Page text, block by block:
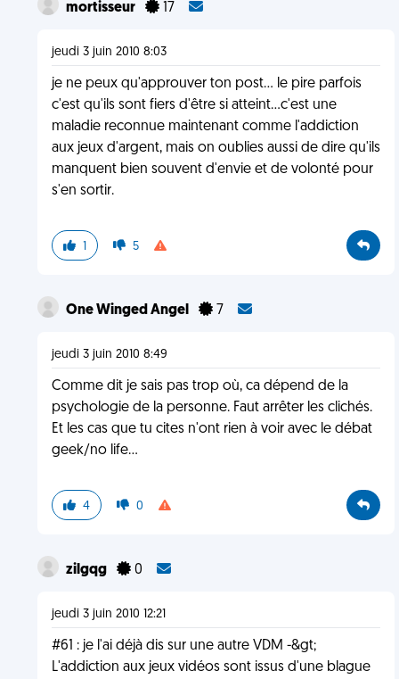
mortisseur 17
jeudi 3 juin 2010 8:03
je ne peux qu'approuver ton post... le pire parfois
c'est qu'ils sont fiers d'être si atteint...c'est une
maladie reconnue maintenant comme l'addiction
aux jeux d'argent, mais on oublies aussi de dire qu'ils
manquent bien souvent d'envie et de volonté pour
s'en sortir.
1 5
One Winged Angel 7
jeudi 3 juin 2010 8:49
Comme dit je sais pas trop où, ca dépend de la
psychologie de la personne. Faut arrêter les clichés.
Et les cas que tu cites n'ont rien à voir avec le débat
geek/no life...
4 0
zilgqg 0
jeudi 3 juin 2010 12:21
#61 : je l'ai déjà dis sur une autre VDM -&gt;
L'addiction aux jeux vidéos sont issus d'une blague